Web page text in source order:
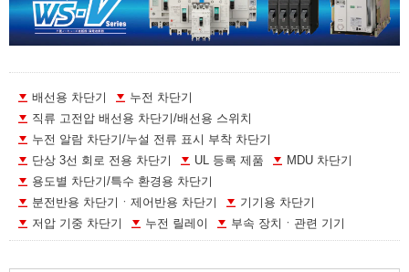
배선용 차단기
누전 차단기
직류 고전압 배선용 차단기/배선용 스위치
누전 알람 차단기/누설 전류 표시 부착 차단기
단상 3선 회로 전용 차단기
UL 등록 제품
MDU 차단기
용도별 차단기/특수 환경용 차단기
분전반용 차단기ㆍ제어반용 차단기
기기용 차단기
저압 기중 차단기
누전 릴레이 부속 장치ㆍ관련 기기